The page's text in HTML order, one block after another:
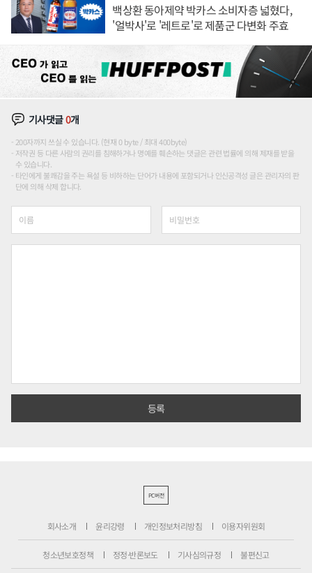
백상환 동아제약 박카스 소비자층 넓혔다,
'얼박사'로 '레트로'로 제품군 다변화 주효
기사댓글0개
200자까지 쓰실 수 있습니다. (현재 0 byte / 최대 400byte)
저작권 등 다른 사람의 권리를 침해하거나 명예를 훼손하는 댓글은 관련 법률에 의해 제재를 받을
수 있습니다.
타인에게 불쾌감을 주는 욕설 등 비하하는 단어가 내용에 포함되거나 인신공격성 글은 관리자의 판
단에 의해 삭제 합니다.
PC버전
회사소개 윤리강령 개인정보처리방침 이용자위원회
청소년보호정책 정정·반론보도 기사심의규정 불편신고